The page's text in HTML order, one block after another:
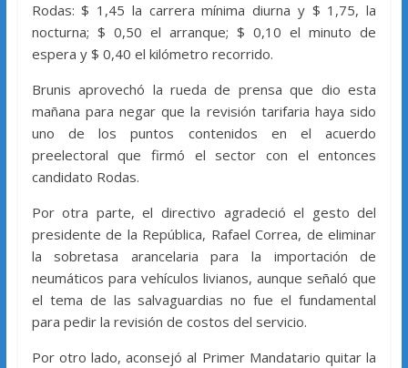
Rodas: $ 1,45 la carrera mínima diurna y $ 1,75, la
nocturna; $ 0,50 el arranque; $ 0,10 el minuto de
espera y $ 0,40 el kilómetro recorrido.
Brunis aprovechó la rueda de prensa que dio esta
mañana para negar que la revisión tarifaria haya sido
uno de los puntos contenidos en el acuerdo
preelectoral que firmó el sector con el entonces
candidato Rodas.
Por otra parte, el directivo agradeció el gesto del
presidente de la República, Rafael Correa, de eliminar
la sobretasa arancelaria para la importación de
neumáticos para vehículos livianos, aunque señaló que
el tema de las salvaguardias no fue el fundamental
para pedir la revisión de costos del servicio.
Por otro lado, aconsejó al Primer Mandatario quitar la